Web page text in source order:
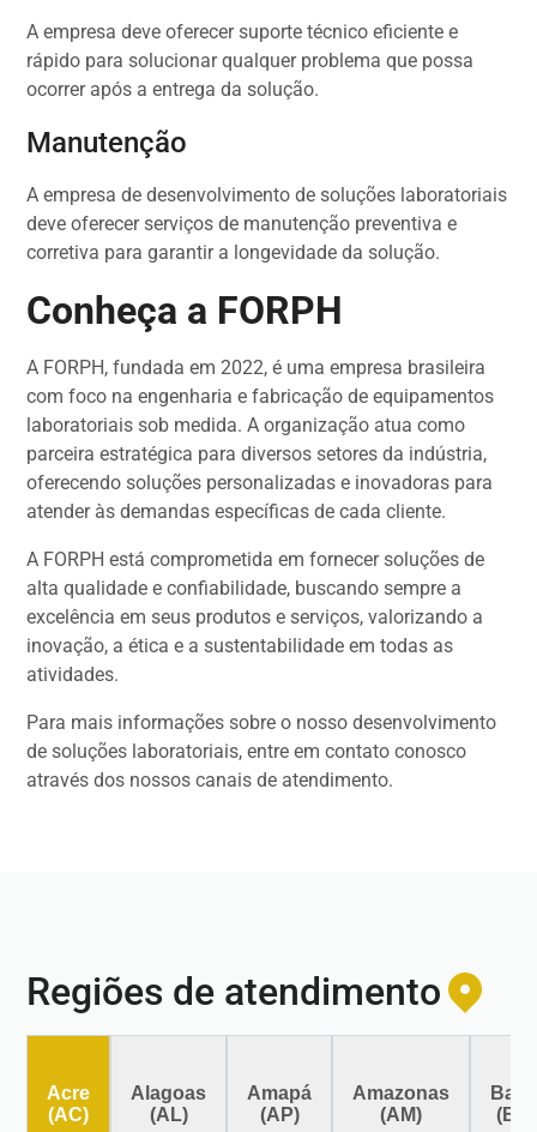
A empresa deve oferecer suporte técnico eficiente e
rápido para solucionar qualquer problema que possa
ocorrer após a entrega da solução.
Manutenção
A empresa de desenvolvimento de soluções laboratoriais
deve oferecer serviços de manutenção preventiva e
corretiva para garantir a longevidade da solução.
Conheça a FORPH
A FORPH, fundada em 2022, é uma empresa brasileira
com foco na engenharia e fabricação de equipamentos
laboratoriais sob medida. A organização atua como
parceira estratégica para diversos setores da indústria,
oferecendo soluções personalizadas e inovadoras para
atender às demandas específicas de cada cliente.
A FORPH está comprometida em fornecer soluções de
alta qualidade e confiabilidade, buscando sempre a
excelência em seus produtos e serviços, valorizando a
inovação, a ética e a sustentabilidade em todas as
atividades.
Para mais informações sobre o nosso desenvolvimento
de soluções laboratoriais, entre em contato conosco
através dos nossos canais de atendimento.
Regiões de atendimento
Acre
(AC)
Alagoas
(AL)
Amapá
(AP)
Amazonas
(AM)
(BA)